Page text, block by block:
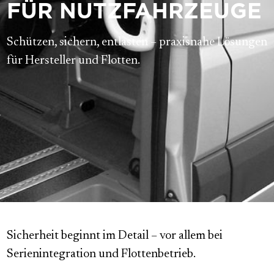
FÜR NUTZFAHRZEUGE
Schützen, sichern, entlasten – praxisnahe Lösungen
für Hersteller und Flotten.
Sicherheit beginnt im Detail – vor allem bei
Serienintegration und Flottenbetrieb.